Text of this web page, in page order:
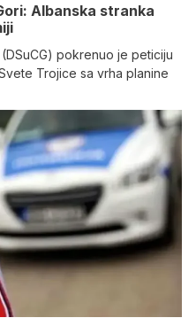
Albanska stranka
pokrenuo je peticiju
Trojice sa vrha planine